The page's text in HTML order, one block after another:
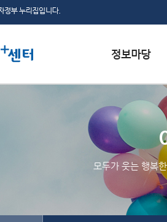
서식자료실
채용정보
인재정보
관련사이트
모두가 웃는 행복